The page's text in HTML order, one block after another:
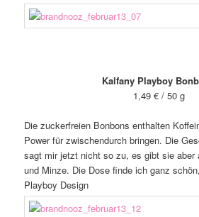
Kalfany Playboy
1,49 € / 50 g
Die zuckerfreien Bonbons enthalten
Power für zwischendurch bringen. Die
sagt mir jetzt nicht so zu, es gibt sie aber
und Minze. Die Dose finde ich ganz
Playboy Design